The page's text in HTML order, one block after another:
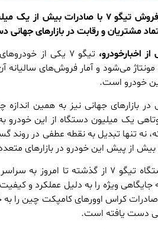
کراس اوور محبوب و پرفروش تیگو ۷ با
مشتریان و رقابت در بازارهای
از اخبارخودرو،
تیگو ۷ یکی از
می‌شود و آمار فروش‌های سالیانه
خودرو است.
در بازارهای جهانی نیز به همین
یک میلیون دستگاه از این خودرو
از پیش این خودرو در بازارهای
در حالی یک میلیون دستگاه تیگو ۷ از
جایگاهی ویژه را به دلیل عملکرد و
کراس اوورهای کامپکت چین را
دست یافته است.